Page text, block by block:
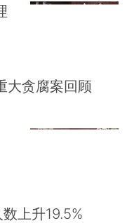
大贪腐案回顾
上升19.5%